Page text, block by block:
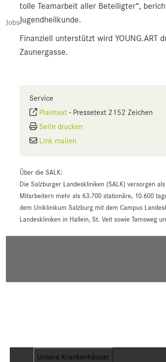
Jobs
tolle Teamarbeit aller Beteiligter“,
Jugendheilkunde.
Finanziell unterstützt wird YOUNG.ART
Zaunergasse.
Service
Plaintext - Pressetext 2152 Zeichen
Seite drucken
Link mailen
Über die SALK:
Die Salzburger Landeskliniken (SALK) versorgen
Mitarbeitern mehr als 63.700 stationäre, 10.600
dem Uniklinikum Salzburg mit dem Campus
Landeskliniken in Hallein, St. Veit sowie Tamsweg
Unsere Krankenhäuser